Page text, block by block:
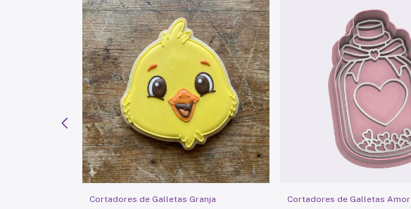
Cortadores de Galletas Granja
Cortadores de Galletas Amor